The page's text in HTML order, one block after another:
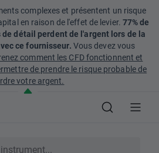
complexes et présentent un risque
en raison de l'effet de levier. 77% de
détail perdent de l'argent lors de la
ce fournisseur. Vous devez vous
comment les CFD fonctionnent et
de prendre le risque probable de
votre argent.